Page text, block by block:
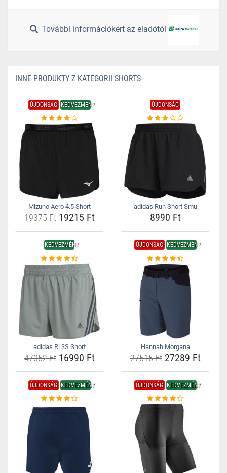
További információkért az eladótól
INNE PRODUKTY Z KATEGORII SHORTS
ÚJDONSÁG KEDVEZMÉNY
Mizuno Aero 4.5 Short
19375 Ft19215 Ft
ÚJDONSÁG
adidas Run Short Smu
8990 Ft
KEDVEZMÉNY
adidas Ri 3S Short
47052 Ft16990 Ft
ÚJDONSÁG KEDVEZMÉNY
Hannah Morgana
27515 Ft27289 Ft
ÚJDONSÁG KEDVEZMÉNY ÚJDONSÁG KEDVEZMÉNY